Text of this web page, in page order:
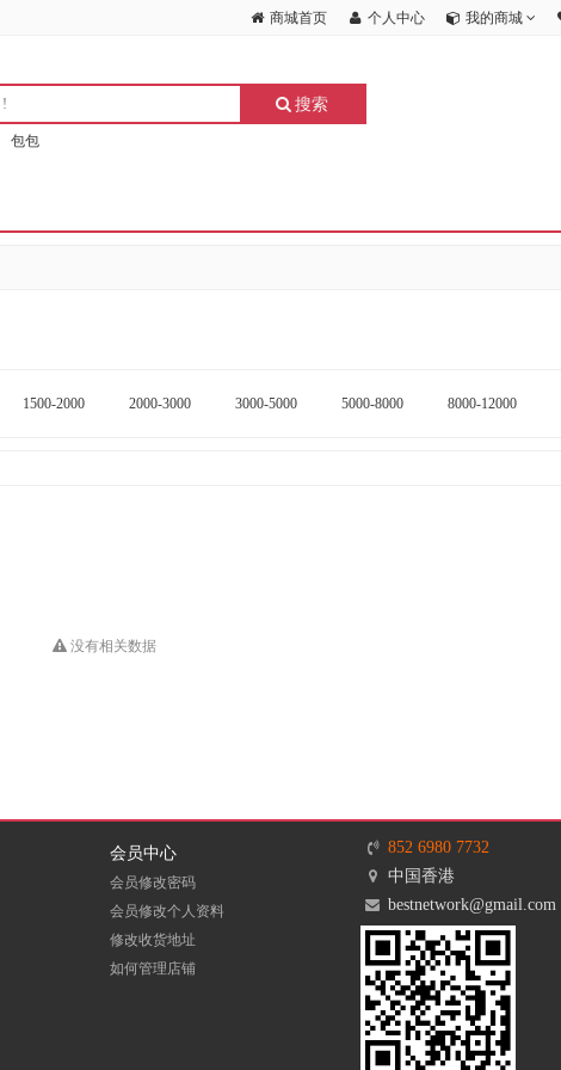
商城首页 个人中心 我的商城
搜索
包包
1500-2000 2000-3000 3000-5000 5000-8000 8000-12000
没有相关数据
会员中心
会员修改密码
会员修改个人资料
修改收货地址
如何管理店铺
852 6980 7732
中国香港
bestnetwork@gmail.com